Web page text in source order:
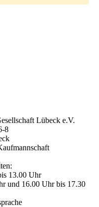
Lübeck e.V.
8
13.00 Uhr
und 16.00 Uhr bis 17.30